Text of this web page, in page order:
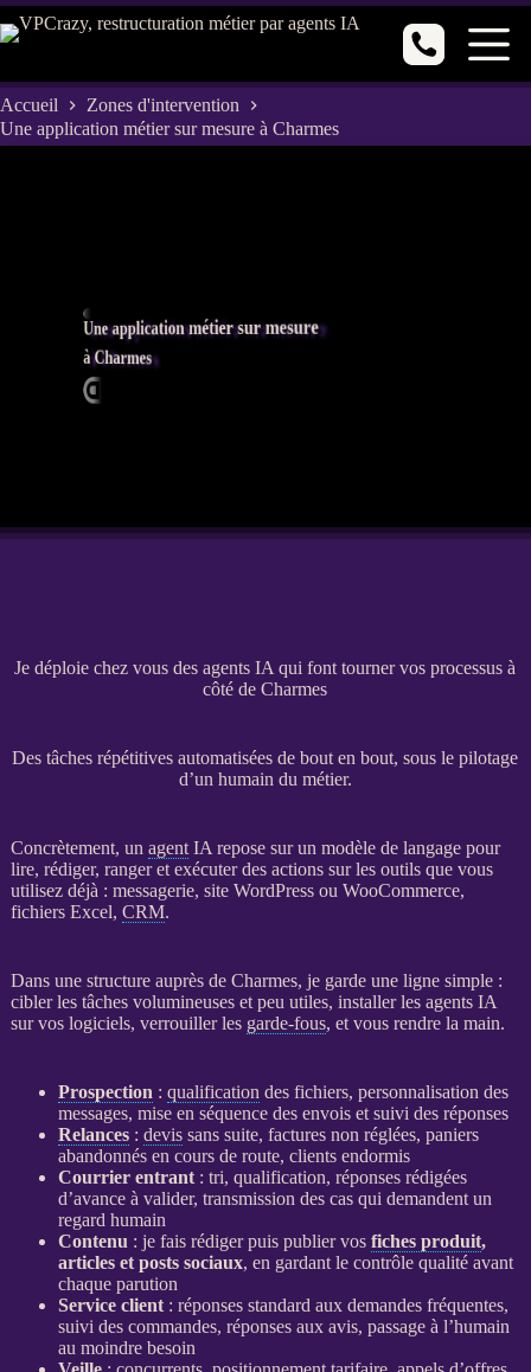
Passer
au
Accueil
Zones d'intervention
Une application métier sur mesure à Charmes
Une application métier sur mesure
à Charmes
Je déploie chez vous des agents IA qui font tourner vos processus à
côté de Charmes
Des tâches répétitives automatisées de bout en bout, sous le pilotage
d’un humain du métier.
Concrètement, un agent IA repose sur un modèle de langage pour
lire, rédiger, ranger et exécuter des actions sur les outils que vous
utilisez déjà : messagerie, site WordPressou WooCommerce,
fichiers Excel, CRM.
Dans une structure auprès de Charmes, je garde une ligne simple :
cibler les tâches volumineuses et peu utiles, installer les agents IA
sur vos logiciels, verrouiller les garde-fous, et vous rendre la main.
Prospection : qualification des fichiers, personnalisation des
messages, mise en séquence des envois et suivi des réponses
Relances: devissans suite, factures non réglées, paniers
abandonnés en cours de route, clients endormis
Courrier entrant: tri, qualification, réponses rédigées
d’avance à valider, transmission des cas qui demandent un
regard humain
Contenu : je fais rédiger puis publier vos fiches produit,
articles et posts sociaux, en gardant le contrôle qualité avant
chaque parution
Service client: réponses standard aux demandes fréquentes,
suivi des commandes, réponses aux avis, passage à l’humain
au moindre besoin